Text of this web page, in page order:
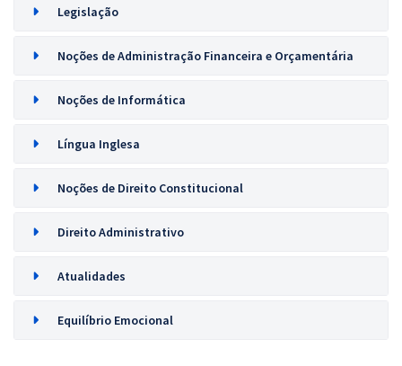
Legislação
Noções de Administração Financeira e Orçamentária
Noções de Informática
Língua Inglesa
Noções de Direito Constitucional
Direito Administrativo
Atualidades
Equilíbrio Emocional